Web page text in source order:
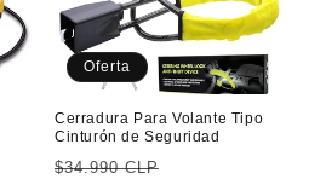
Oferta
Cerradura Para Volante Tipo
Cinturón de Seguridad
Precio
$34.990 CLP